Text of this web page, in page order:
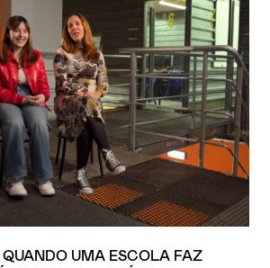
QUANDO UMA ESCOLA FAZ